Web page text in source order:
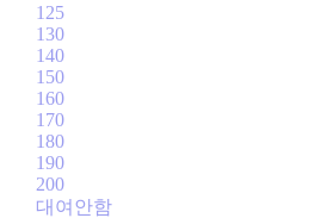
125
130
140
150
160
170
180
190
200
대여안함